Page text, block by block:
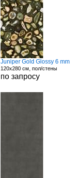
Juniper Gold Glossy 6 mm
120x280 см, пол/стены
по запросу